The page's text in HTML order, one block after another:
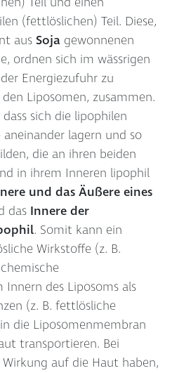
(fettlöslichen) Teil. Diese,
aus Soja gewonnenen
ordnen sich im wässrigen
Energiezufuhr zu
Liposomen, zusammen.
sich die lipophilen
lagern und so
die an ihren beiden
in ihrem Inneren lipophil
und das Äußere eines
das Innere der
. Somit kann ein
Wirkstoffe (z. B.
des Liposoms als
(z. B. fettlösliche
die Liposomenmembran
transportieren. Bei
auf die Haut haben,